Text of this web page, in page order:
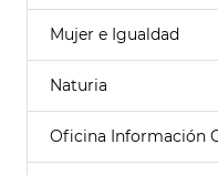
Mujer e Igualdad
Naturia
Oficina Información